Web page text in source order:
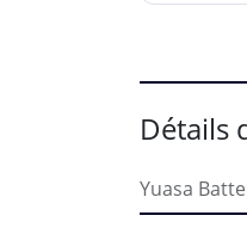
Détails
Yuasa